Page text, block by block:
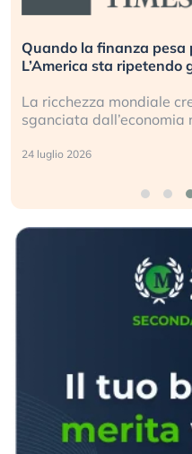
Quando la finanza pesa
L’America sta ripetendo
La ricchezza mondiale
sganciata dall’economia
24 luglio 2026